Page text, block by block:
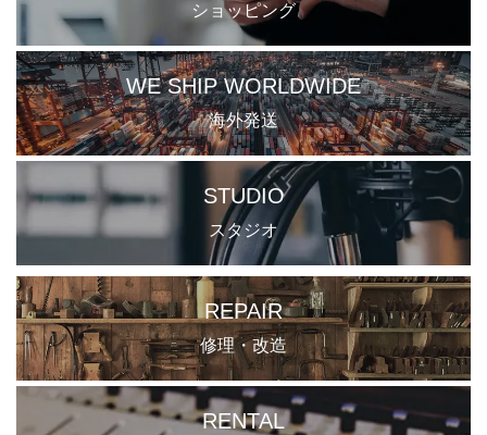
ショッピング
WE SHIP WORLDWIDE
海外発送
STUDIO
スタジオ
REPAIR
修理・改造
RENTAL